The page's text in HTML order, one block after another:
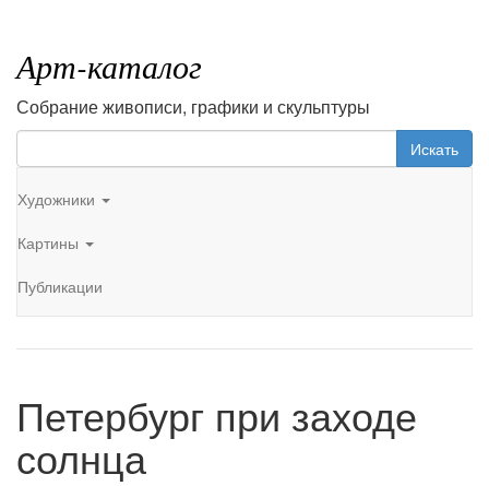
Арт-каталог
Собрание живописи, графики и скульптуры
Искать
Художники
Картины
Публикации
Петербург при заходе
солнца